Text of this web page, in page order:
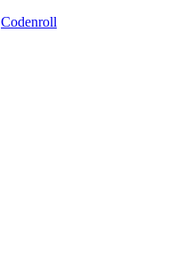
Codenroll